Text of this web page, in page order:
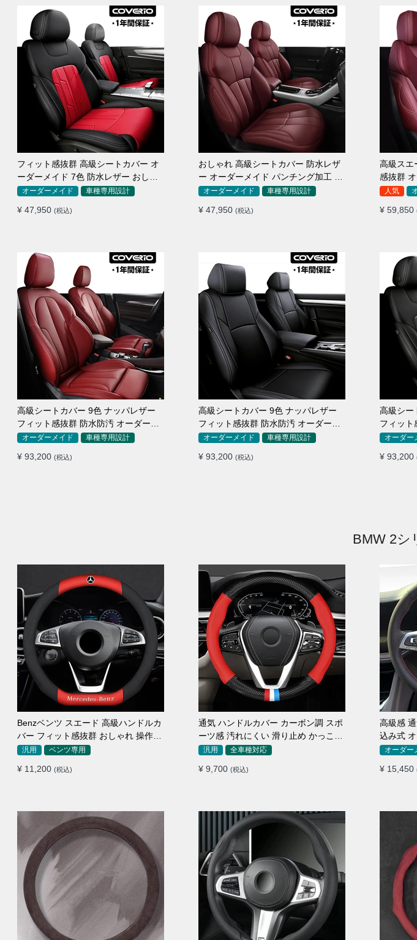
フィット感抜群 高級シートカバー オ
ーダーメイド 7色 防水レザー おしゃ
れ 全席セット
オーダーメイド 車種専用設計
¥ 47,950 (税込)
おしゃれ 高級シートカバー 防水レザ
ー オーダーメイド パンチング加工 9
色 全席セット
オーダーメイド 車種専用設計
¥ 47,950 (税込)
高級スエ
感抜群
レ 全席
人気
¥ 59,850
高級シートカバー 9色 ナッパレザー
フィット感抜群 防水防汚 オーダーメ
イド 全席セット
オーダーメイド 車種専用設計
¥ 93,200 (税込)
高級シートカバー 9色 ナッパレザー
フィット感抜群 防水防汚 オーダーメ
イド 全席セット
オーダーメイド 車種専用設計
¥ 93,200 (税込)
高級シー
フィット
イド 全
オーダー
¥ 93,200
BMW 2シ
Benzベンツ スエード 高級ハンドルカ
バー フィット感抜群 おしゃれ 操作性
向上 四季 38CM
汎用 ベンツ専用
¥ 11,200 (税込)
通気 ハンドルカバー カーボン調 スポ
ーツ感 汚れにくい 滑り止め かっこい
い 取り付け簡単 38CM
汎用 全車種対応
¥ 9,700 (税込)
高級感 通
込み式
作性アッ
オーダー
¥ 15,450